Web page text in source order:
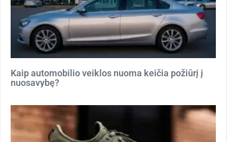
Kaip automobilio veiklos nuoma keičia požiūrį į
nuosavybę?